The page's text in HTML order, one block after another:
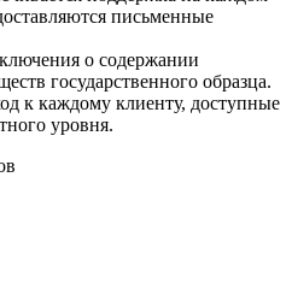
письменные
о содержании
государственного образца.
к каждому клиенту, доступные
уровня.